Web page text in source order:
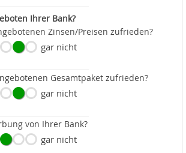
Ihrer Bank?
Zinsen/Preisen zufrieden?
gar nicht
Gesamtpaket zufrieden?
gar nicht
von Ihrer Bank?
gar nicht